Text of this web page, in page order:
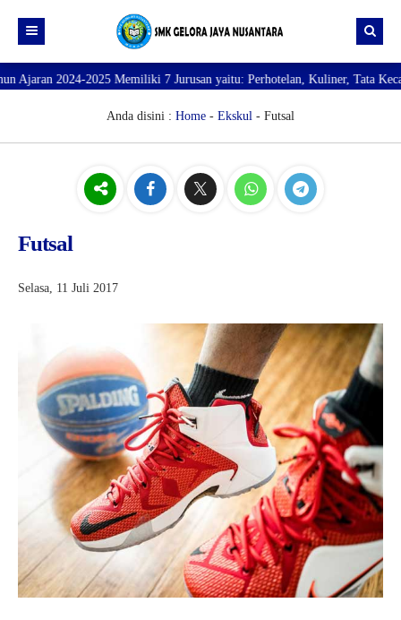
Beranda
PROFILE SEKOLAH
VISI dan MISI
SARANA PRASARANA
Direktori
DATA SISWA
2024-2025 Memiliki 7 Jurusan yaitu: Perhotelan, Kuliner, Tata
Anda disini : Home - Ekskul - Futsal
Futsal
Selasa, 11 Juli 2017